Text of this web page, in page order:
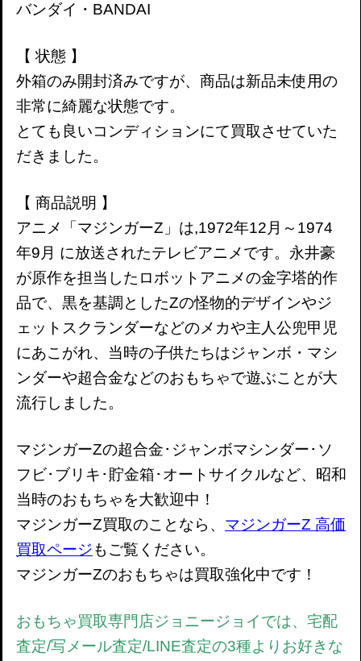
バンダイ・BANDAI
【 状態 】
外箱のみ開封済みですが、商品は新品未使用の
非常に綺麗な状態です。
とても良いコンディションにて買取させていた
だきました。
【 商品説明 】
アニメ「マジンガーZ」は,1972年12月～1974
年9月 に放送されたテレビアニメです。永井豪
が原作を担当したロボットアニメの金字塔的作
品で、黒を基調としたZの怪物的デザインやジ
ェットスクランダーなどのメカや主人公兜甲児
にあこがれ、当時の子供たちはジャンボ・マシ
ンダーや超合金などのおもちゃで遊ぶことが大
流行しました。
マジンガーZの超合金･ジャンボマシンダー･ソ
フビ･ブリキ･貯金箱･オートサイクルなど、昭和
当時のおもちゃを大歓迎中！
マジンガーZ買取のことなら、 マジンガーZ 高価
買取ページもご覧ください。
マジンガーZのおもちゃは買取強化中です！
おもちゃ買取専門店ジョニージョイでは、宅配
査定/写メール査定/LINE査定の3種よりお好きな